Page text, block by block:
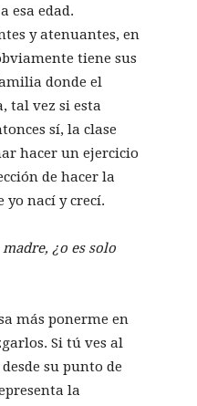
esa edad.
y atenuantes, en
tiene sus
donde el
tal vez si esta
sí, la clase
hacer un ejercicio
de hacer la
yo nací y crecí.
¿o es solo
más ponerme en
Si tú ves al
su punto de
la